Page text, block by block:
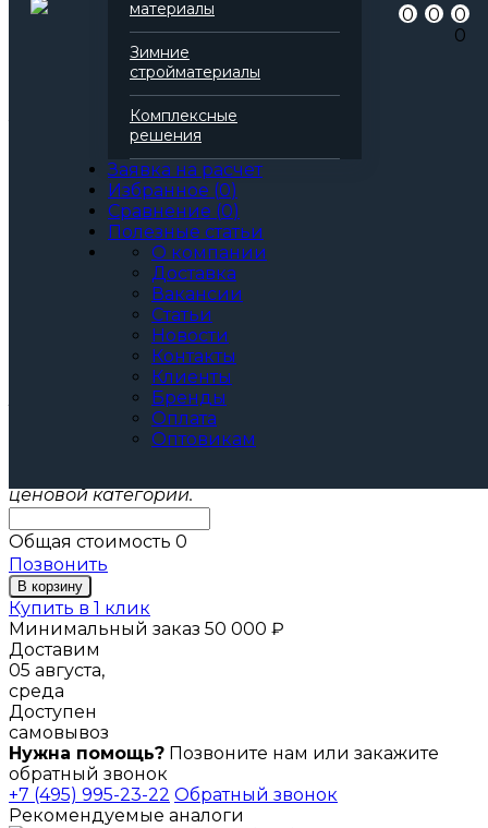
материалы
Зимние
стройматериалы
Комплексные
решения
Заявка на расчет
Избранное (0)
Сравнение (0)
Полезные статьи
О компании
Доставка
Вакансии
Статьи
Новости
Контакты
Клиенты
Бренды
Оплата
Оптовикам
0 0
0
0
Технониколь
Техноруф
Н 30 Вент
Базальтовая вата
Все характеристики
Артикул: 138481
За упаковку
Цена при единовременной покупке
ценовой категории.
Общая стоимость 0
Позвонить
В корзину
Купить в 1 клик
Минимальный заказ 50 000 ₽
Доставим
05 августа,
среда
Доступен
самовывоз
Нужна помощь? Позвоните нам или закажите
обратный звонок
+7 (495) 995-23-22 Обратный звонок
Рекомендуемые аналоги